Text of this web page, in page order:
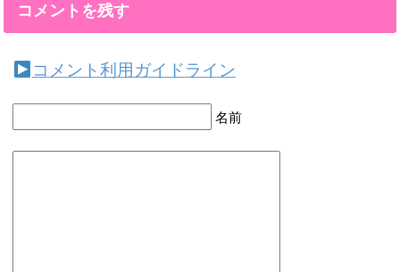
コメントを残す
コメント利用ガイドライン
名前